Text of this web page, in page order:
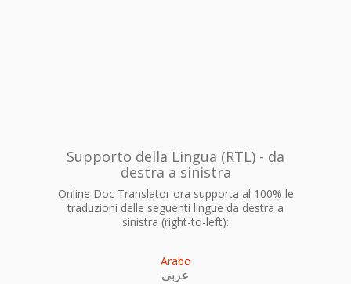
Supporto della Lingua (RTL) - da
destra a sinistra
Online Doc Translator ora supporta al 100% le
traduzioni delle seguenti lingue da destra a
sinistra (right-to-left):
Arabo
عربى